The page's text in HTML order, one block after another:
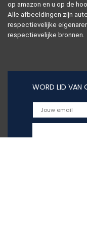
op amazon en u op de
Alle afbeeldingen zijn
respectievelijke
respectievelijke bronnen.
WORD LID VAN